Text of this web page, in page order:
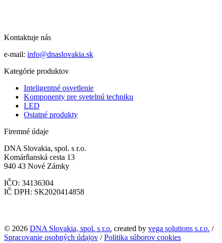
Kontaktuje nás
e-mail: info@dnaslovakia.sk
Kategórie produktov
Inteligentné osvetlenie
Komponenty pre svetelnú techniku
LED
Ostatné produkty
Firemné údaje
DNA Slovakia, spol. s r.o.
Komárňanská cesta 13
940 43 Nové Zámky
IČO: 34136304
IČ DPH: SK2020414858
© 2026 DNA Slovakia, spol. s r.o. created by vega solutions s.r.o. /
Spracovanie osobných údajov /Politika súborov cookies